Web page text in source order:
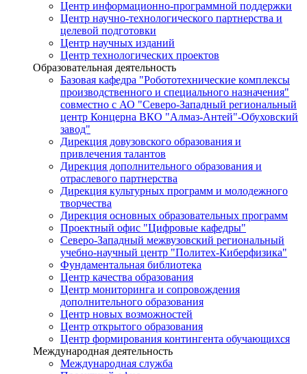
Центр информационно-программной поддержки
Центр научно-технологического партнерства и
целевой подготовки
Центр научных изданий
Центр технологических проектов
Образовательная деятельность
Базовая кафедра "Робототехнические комплексы
производственного и специального назначения"
совместно с АО "Северо-Западный региональный
центр Концерна ВКО "Алмаз-Антей"-Обуховский
завод"
Дирекция довузовского образования и
привлечения талантов
Дирекция дополнительного образования и
отраслевого партнерства
Дирекция культурных программ и молодежного
творчества
Дирекция основных образовательных программ
Проектный офис "Цифровые кафедры"
Северо-Западный межвузовский региональный
учебно-научный центр "Политех-Киберфизика"
Фундаментальная библиотека
Центр качества образования
Центр мониторинга и сопровождения
дополнительного образования
Центр новых возможностей
Центр открытого образования
Центр формирования контингента обучающихся
Международная деятельность
Международная служба